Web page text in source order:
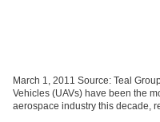
March 1, 2011 Source: Teal
Vehicles (UAVs) have been the
aerospace industry this decade,